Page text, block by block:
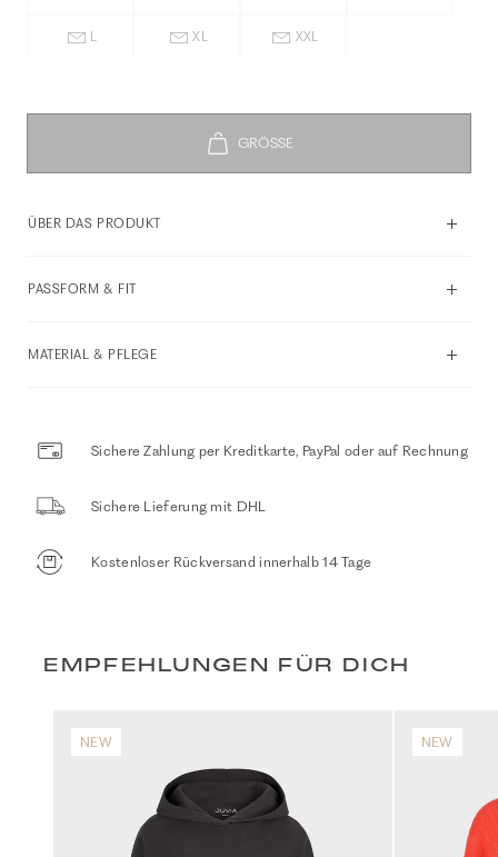
L XL XXL
ÜBER DAS PRODUKT
PASSFORM & FIT
MATERIAL & PFLEGE
Sichere Zahlung per Kreditkarte, PayPal oder auf Rechnung
Sichere Lieferung mit DHL
Kostenloser Rückversand innerhalb 14 Tage
EMPFEHLUNGEN FÜR DICH
NEW NEW